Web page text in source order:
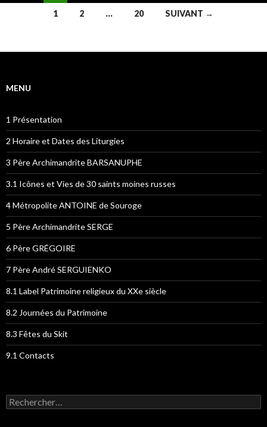
Navigation
articles
1 2 … 20 SUIVANT →
MENU
1 Présentation
2 Horaire et Dates des Liturgies
3 Père Archimandrite BARSANUPHE
3.1 Icônes et Vies de 30 saints moines russes
4 Métropolite ANTOINE de Souroge
5 Père Archimandrite SERGE
6 Père GRÉGOIRE
7 Père André SERGUIENKO
8.1 Label Patrimoine religieux du XXe siècle
8.2 Journées du Patrimoine
8.3 Fêtes du Skit
9.1 Contacts
Rechercher :